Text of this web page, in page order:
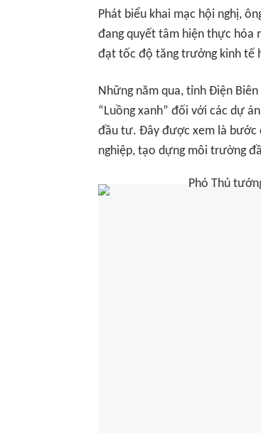
Phát biểu khai mạc hội nghị,
đang quyết tâm hiện thực hóa
đạt tốc độ tăng trưởng kinh tế
Những năm qua, tỉnh Điện
“Luồng xanh” đối với các dự
đầu tư. Đây được xem là bước
nghiệp, tạo dựng môi trường